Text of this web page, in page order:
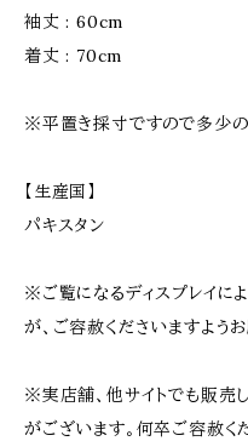
袖丈 : 60cm
着丈 : 70cm
※平置き採寸ですので多少の
【生産国】
パキスタン
※ご覧になるディスプレイに
が、ご容赦くださいますよう
※実店舗、他サイトでも販売
がございます。何卒ご容赦く